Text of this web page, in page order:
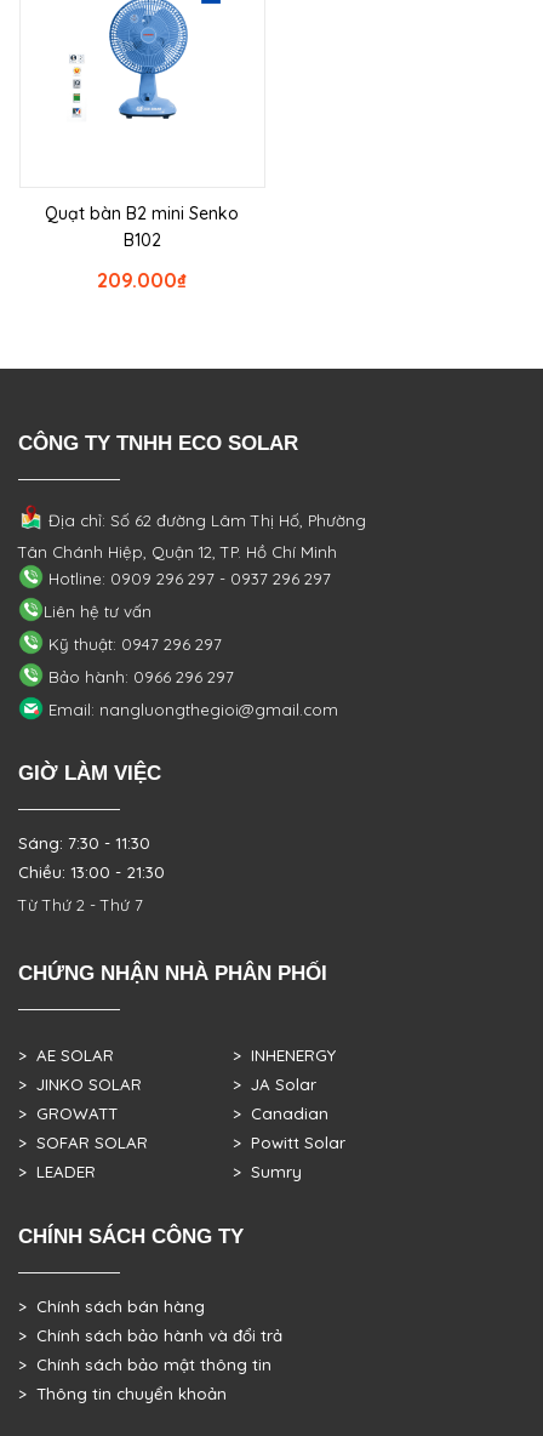
Quạt bàn B2 mini Senko
B102
₫
209.000
CÔNG TY TNHH ECO SOLAR
Địa chỉ: Số 62 đường Lâm Thị Hố, Phường
Tân Chánh Hiệp, Quận 12, TP. Hồ Chí Minh
Hotline: 0909 296 297 - 0937 296 297
Liên hệ tư vấn
Kỹ thuật: 0947 296 297
Bảo hành: 0966 296 297
Email: nangluongthegioi@gmail.com
GIỜ LÀM VIỆC
Sáng: 7:30 - 11:30
Chiều: 13:00 - 21:30
Từ Thứ 2 - Thứ 7
CHỨNG NHẬN NHÀ PHÂN PHỐI
> AE SOLAR
> JINKO SOLAR
> GROWATT
> SOFAR SOLAR
> LEADER
> INHENERGY
> JA Solar
> Canadian
> Powitt Solar
> Sumry
CHÍNH SÁCH CÔNG TY
> Chính sách bán hàng
> Chính sách bảo hành và đổi trả
> Chính sách bảo mật thông tin
> Thông tin chuyển khoản